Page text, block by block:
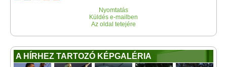
Nyomtatás
Küldés e-mailben
Az oldal tetejére
A HÍRHEZ TARTOZÓ KÉPGALÉRIA